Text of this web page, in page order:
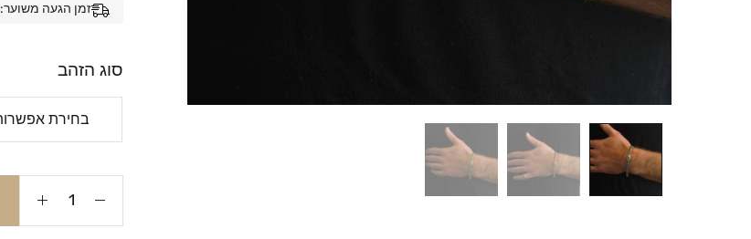
זמן הגעה משוער: 10/08/2026 - 17/08/2026
סוג הזהב